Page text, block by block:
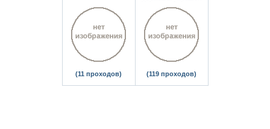
(11 проходов) (119 проходов)